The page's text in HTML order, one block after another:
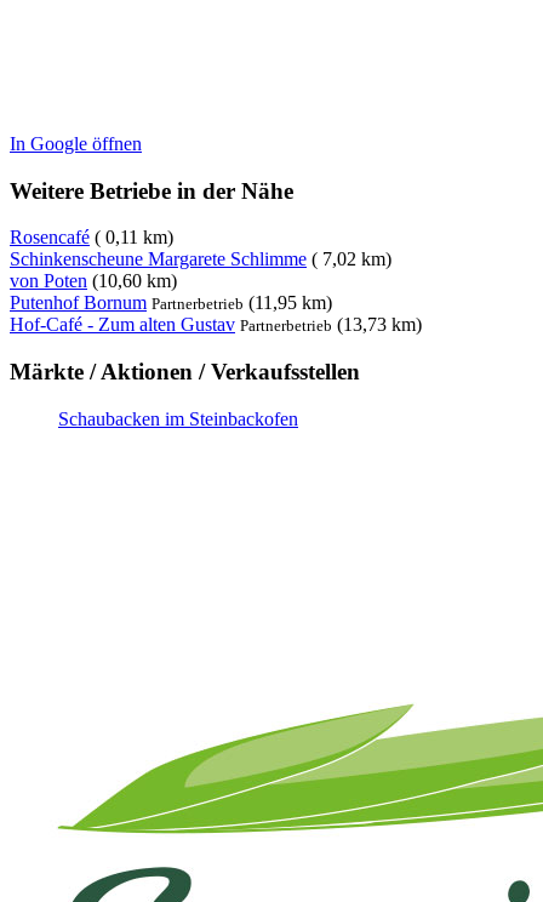
In Google öffnen
Weitere Betriebe in der Nähe
Rosencafé ( 0,11 km)
Schinkenscheune Margarete Schlimme ( 7,02 km)
von Poten (10,60 km)
Putenhof Bornum Partnerbetrieb (11,95 km)
Hof-Café - Zum alten Gustav Partnerbetrieb (13,73 km)
Märkte / Aktionen / Verkaufsstellen
Schaubacken im Steinbackofen